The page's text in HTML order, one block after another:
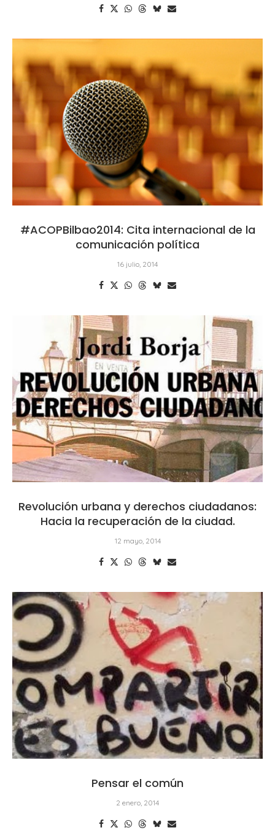
#ACOPBilbao2014: Cita internacional de la
comunicación política
16 julio, 2014
Revolución urbana y derechos ciudadanos:
Hacia la recuperación de la ciudad.
12 mayo, 2014
Pensar el común
2 enero, 2014